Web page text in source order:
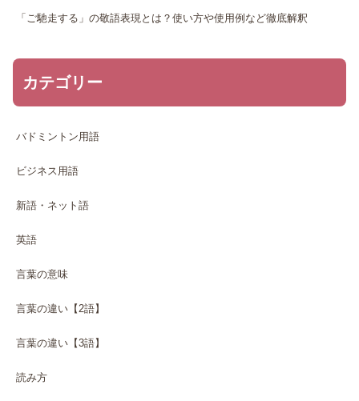
「ご馳走する」の敬語表現とは？使い方や使用例など徹底解釈
カテゴリー
バドミントン用語
ビジネス用語
新語・ネット語
英語
言葉の意味
言葉の違い【2語】
言葉の違い【3語】
読み方